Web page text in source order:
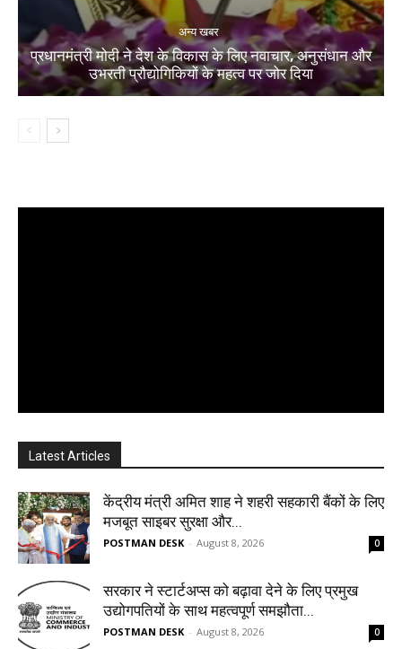
अन्य खबर
प्रधानमंत्री मोदी ने देश के विकास के लिए नवाचार, अनुसंधान और
उभरती प्रौद्योगिकियों के महत्व पर जोर दिया
Latest Articles
केंद्रीय मंत्री अमित शाह ने शहरी सहकारी बैंकों के लिए
मजबूत साइबर सुरक्षा और...
POSTMAN DESK - August 8, 2026 0
सरकार ने स्टार्टअप्‍स को बढ़ावा देने के लिए प्रमुख
उद्योगपतियों के साथ महत्‍वपूर्ण समझौता...
POSTMAN DESK - August 8, 2026 0